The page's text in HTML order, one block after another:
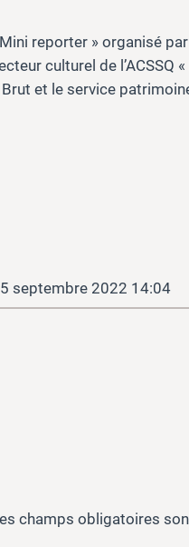
reporter » organisé par
culturel de l’ACSSQ «
et le service
5 septembre 2022 14:04
champs obligatoires